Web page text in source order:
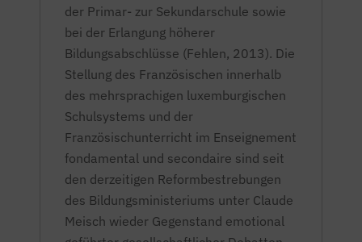
der Primar- zur Sekundarschule sowie
bei der Erlangung höherer
Bildungsabschlüsse (Fehlen, 2013). Die
Stellung des Französischen innerhalb
des mehrsprachigen luxemburgischen
Schulsystems und der
Französischunterricht im Enseignement
fondamental und secondaire sind seit
den derzeitigen Reformbestrebungen
des Bildungsministeriums unter Claude
Meisch wieder Gegenstand emotional